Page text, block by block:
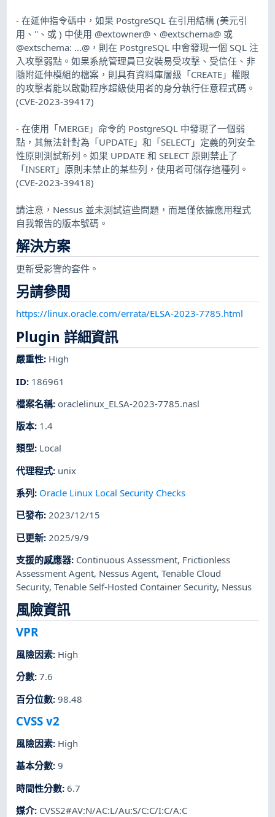
- 在延伸指令碼中，如果 PostgreSQL 在引用結構 (美元引
用、''、或 ) 中使用 @extowner@、@extschema@ 或
@extschema: ...@，則在 PostgreSQL 中會發現一個 SQL 注
入攻擊弱點。如果系統管理員已安裝易受攻擊、受信任、非
隨附延伸模組的檔案，則具有資料庫層級「CREATE」權限
的攻擊者能以啟動程序超級使用者的身分執行任意程式碼。
(CVE-2023-39417)
- 在使用「MERGE」命令的 PostgreSQL 中發現了一個弱
點，其無法針對為「UPDATE」和「SELECT」定義的列安全
性原則測試新列。如果 UPDATE 和 SELECT 原則禁止了
「INSERT」原則未禁止的某些列，使用者可儲存這種列。
(CVE-2023-39418)
請注意，Nessus 並未測試這些問題，而是僅依據應用程式
自我報告的版本號碼。
解決方案
更新受影響的套件。
另請參閱
https://linux.oracle.com/errata/ELSA-2023-7785.html
Plugin 詳細資訊
嚴重性: High
ID: 186961
檔案名稱: oraclelinux_ELSA-2023-7785.nasl
版本: 1.4
類型: Local
代理程式: unix
系列 : Oracle Linux Local Security Checks
已發布:2023/12/15
已更新: 2025/9/9
支援的感應器: Continuous Assessment, Frictionless
Assessment Agent, Nessus Agent,Tenable Cloud
Security,Tenable Self-Hosted Container Security, Nessus
風險資訊
VPR
風險因素: High
分數:7.6
百分位數:98.48
CVSS v2
風險因素: High
基本分數:9
時間性分數:6.7
媒介: CVSS2#AV:N/AC:L/Au:S/C:C/I:C/A:C